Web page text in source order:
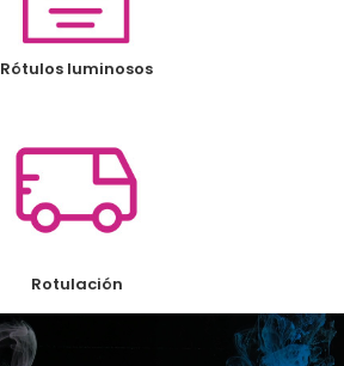
Rótulos luminosos
Rotulación